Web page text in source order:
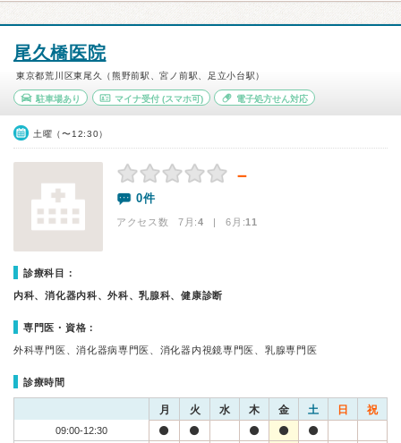
尾久橋医院
東京都荒川区東尾久（熊野前駅、宮ノ前駅、足立小台駅）
駐車場あり マイナ受付(スマホ可) 電子処方せん対応
土曜（〜12:30）
－
0件
アクセス数 7月:4 | 6月:11
診療科目：
内科、消化器内科、外科、乳腺科、健康診断
専門医・資格：
外科専門医、消化器病専門医、消化器内視鏡専門医、乳腺専門医
診療時間
月 火 水 木 金 土 日 祝
09:00-12:30